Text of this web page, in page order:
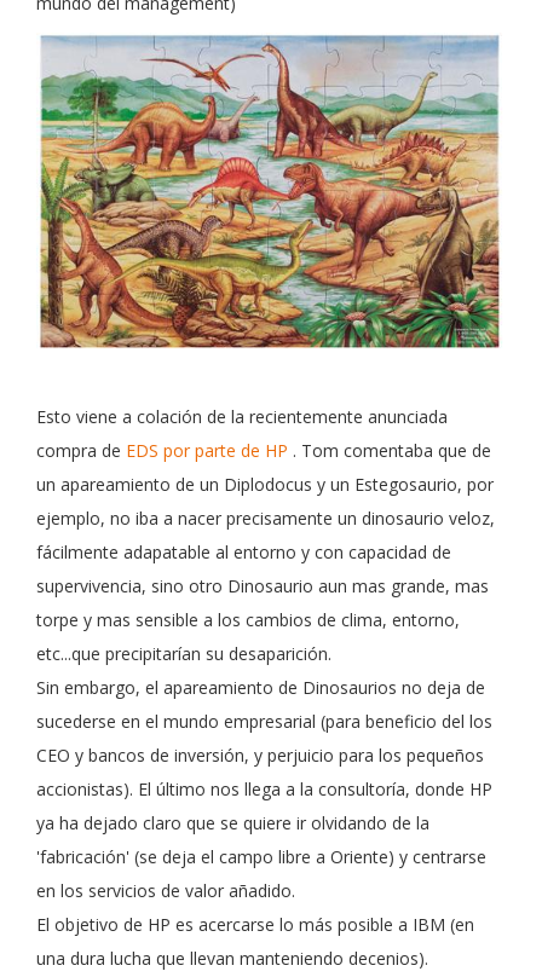
Esto viene a colación de la recientemente anunciada
compra de EDS por parte de HP . Tom comentaba que de
un apareamiento de un Diplodocus y un Estegosaurio, por
ejemplo, no iba a nacer precisamente un dinosaurio veloz,
fácilmente adapatable al entorno y con capacidad de
supervivencia, sino otro Dinosaurio aun mas grande, mas
torpe y mas sensible a los cambios de clima, entorno,
etc...que precipitarían su desaparición.
Sin embargo, el apareamiento de Dinosaurios no deja de
sucederse en el mundo empresarial (para beneficio del los
CEO y bancos de inversión, y perjuicio para los pequeños
accionistas). El último nos llega a la consultoría, donde HP
ya ha dejado claro que se quiere ir olvidando de la
'fabricación' (se deja el campo libre a Oriente) y centrarse
en los servicios de valor añadido.
El objetivo de HP es acercarse lo más posible a IBM (en
una dura lucha que llevan manteniendo decenios).